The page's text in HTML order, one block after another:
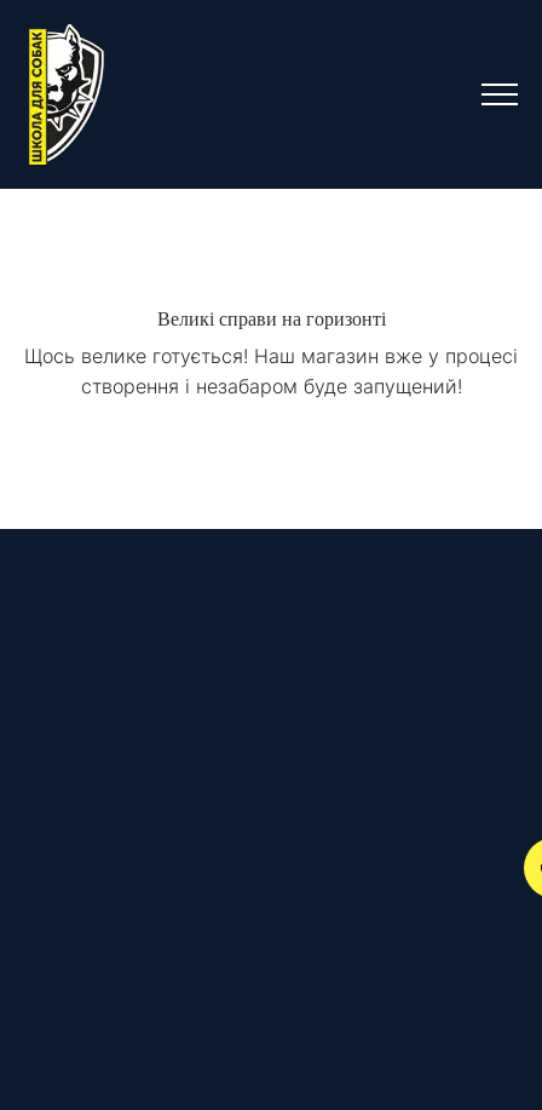
Великі справи на горизонті
Щось велике готується! Наш магазин вже у процесі
створення і незабаром буде запущений!